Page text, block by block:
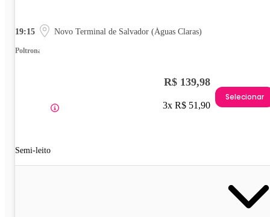
19:15 Novo Terminal de Salvador (Águas Claras)
Poltrona
Semi-leito
R$ 139,98
3x R$ 51,90
Selecionar